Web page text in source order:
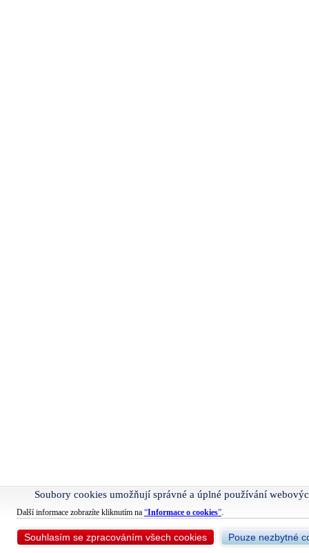
Soubory cookies umožňují správné a úplné používání
Další informace zobrazíte kliknutím na “Informace o cookies”.
Souhlasím se zpracováním všech cookies Pouze nezbytné